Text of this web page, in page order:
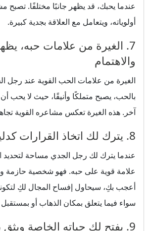
عندما يحبك، قد يظهر جانبًا مختلفًا. تصبح
أولوياته، ويتعامل مع العلاقة بجدية كبيرة.
7. الغيرة من علامات حبه،
والاهتمام
الغيرة من علامات الحب القوية عند رجل
بالحب، يصبح متملكًا وأنيقًا، حيث لا
آخر. هذه الغيرة تعكس مشاعره القوية
8. يترك لك اتخاذ القرارات كدليل على ثقته
عندما يترك لك رجل الجدي مساحة لتحديد
علامة قوية على حبه. فهو شخصية حازمة
أعجب بكِ، سيحاول إفساح المجال لكِ
سواء فيما يتعلق بمكان الذهاب أو بمستقبل
9. يفتح لك حياته الخاصة